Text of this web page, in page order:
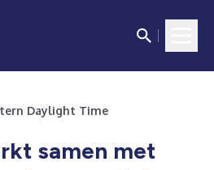
Daylight Time
samen met